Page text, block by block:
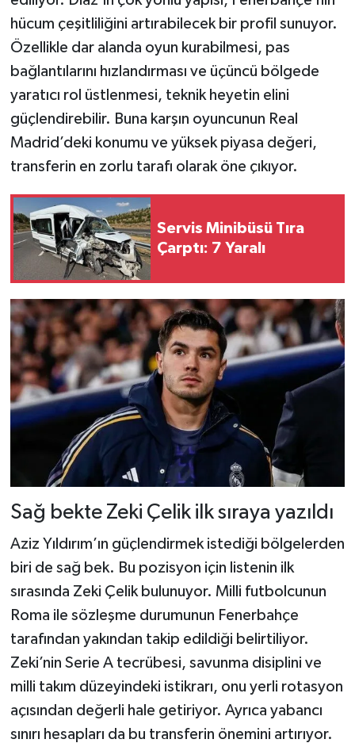
hücum çeşitliliğini artırabilecek bir profil sunuyor.
Özellikle dar alanda oyun kurabilmesi, pas
bağlantılarını hızlandırması ve üçüncü bölgede
yaratıcı rol üstlenmesi, teknik heyetin elini
güçlendirebilir. Buna karşın oyuncunun Real
Madrid’deki konumu ve yüksek piyasa değeri,
transferin en zorlu tarafı olarak öne çıkıyor.
Servis Minibüsü Tıra
Çarptı: 7 Yaralı
Sağ bekte Zeki Çelik ilk sıraya yazıldı
Aziz Yıldırım’ın güçlendirmek istediği bölgelerden
biri de sağ bek. Bu pozisyon için listenin ilk
sırasında Zeki Çelik bulunuyor. Milli futbolcunun
Roma ile sözleşme durumunun Fenerbahçe
tarafından yakından takip edildiği belirtiliyor.
Zeki’nin Serie A tecrübesi, savunma disiplini ve
milli takım düzeyindeki istikrarı, onu yerli rotasyon
açısından değerli hale getiriyor. Ayrıca yabancı
sınırı hesapları da bu transferin önemini artırıyor.